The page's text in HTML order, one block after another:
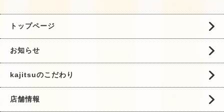
トップページ
お知らせ
kajitsuのこだわり
店舗情報